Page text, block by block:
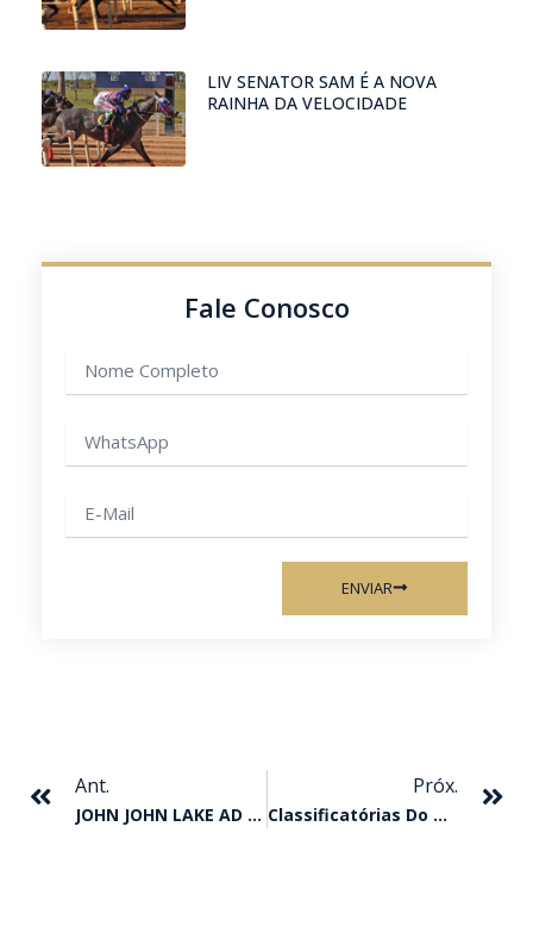
LIV SENATOR SAM É A NOVA
RAINHA DA VELOCIDADE
Fale Conosco
completo
mail
ENVIAR
Ant.
JOHN JOHN LAKE AD CONQUISTA O TORNEIO ESPECIAL DUDA MENDONÇA
Próx.
Classificatórias Do GP Taça De Bronze